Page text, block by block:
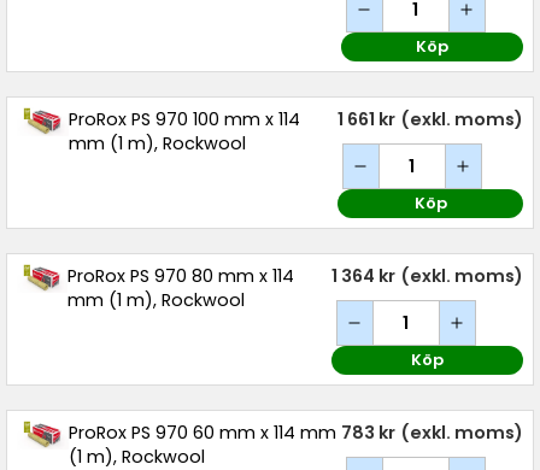
Köp
ProRox PS 970 100 mm x 114
mm (1 m), Rockwool
1 661 kr (exkl. moms)
Köp
ProRox PS 970 80 mm x 114
mm (1 m), Rockwool
1 364 kr (exkl. moms)
Köp
ProRox PS 970 60 mm x 114 mm
(1 m), Rockwool
783 kr (exkl. moms)